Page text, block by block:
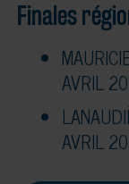
Finales
AVRIL
AVRIL